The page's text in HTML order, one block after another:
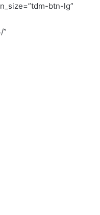
btn-lg”